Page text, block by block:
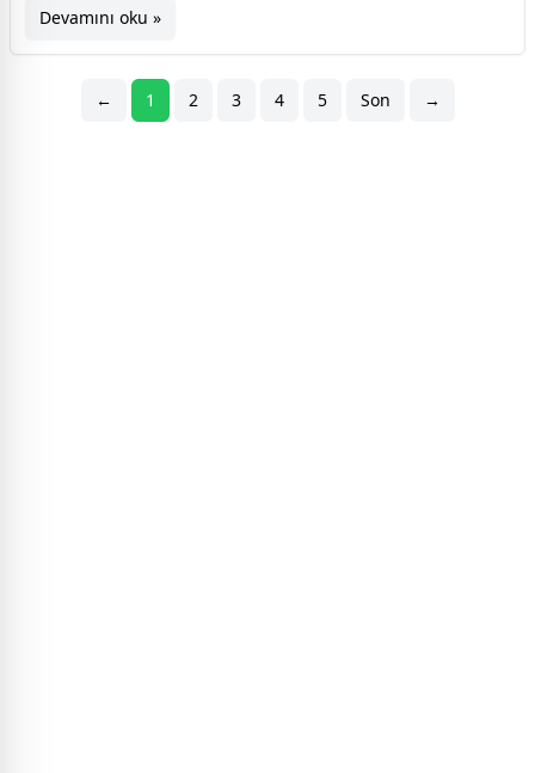
Devamını oku »
← 1 2 3 4 5 Son →